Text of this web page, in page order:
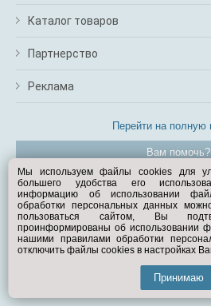
Каталог товаров
Партнерство
Реклама
Перейти на полную
Вам помочь?
© Exist.ru
Мы используем файлы cookies для
большего удобства его
информацию об использовании
обработки персональных данных
пользоваться сайтом, Вы
проинформированы об использовании
нашими правилами обработки
отключить файлы cookies в настройках
Принимаю